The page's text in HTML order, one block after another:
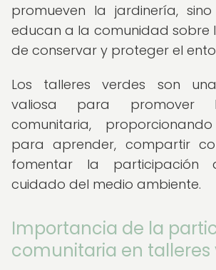
promueven la jardinería,
educan a la comunidad sobre
de conservar y proteger el
Los talleres verdes son
valiosa para promover
comunitaria,
para aprender, compartir
fomentar la participación
cuidado del medio ambiente.
Importancia de la
comunitaria en talleres